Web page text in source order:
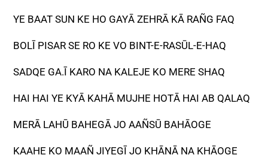
YE BAAT SUN KE HO GAYĀ ZEHRĀ KĀ RAÑG FAQ
BOLĪ PISAR SE RO KE VO BINT-E-RASŪL-E-HAQ
SADQE GA.Ī KARO NA KALEJE KO MERE SHAQ
HAI HAI YE KYĀ KAHĀ MUJHE HOTĀ HAI AB QALAQ
MERĀ LAHŪ BAHEGĀ JO AAÑSŪ BAHĀOGE
KAAHE KO MAAÑ JIYEGĪ JO KHĀNĀ NA KHĀOGE